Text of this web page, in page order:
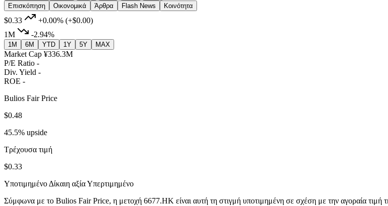
Επισκόπηση
Οικονομικά Άρθρα Flash News Κοινότητα
$0.33 +0.00% (+$0.00)
1M
-2.94%
1M 6M YTD 1Y 5Y MAX
Market Cap ¥336.3M
P/E Ratio -
Div. Yield -
ROE -
Bulios Fair Price
$0.48
45.5% upside
Τρέχουσα τιμή
$0.33
Υποτιμημένο Δίκαιη αξίαΥπερτιμημένο
Σύμφωνα με το Bulios Fair Price, η μετοχή 6677.HK είναι αυτή τη στιγμή υποτιμημένη σε σχέση με την αγοραία τιμή